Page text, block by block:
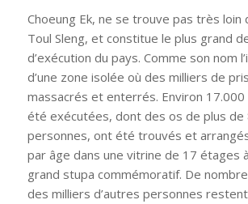
Choeung Ek, ne se trouve pas très loin
Toul Sleng, et constitue le plus grand
d’exécution du pays. Comme son nom
d’une zone isolée où des milliers de
massacrés et enterrés. Environ
été exécutées, dont des os de plus de
personnes, ont été trouvés et
par âge dans une vitrine de 17 étages à
grand stupa commémoratif. De
des milliers d’autres personnes